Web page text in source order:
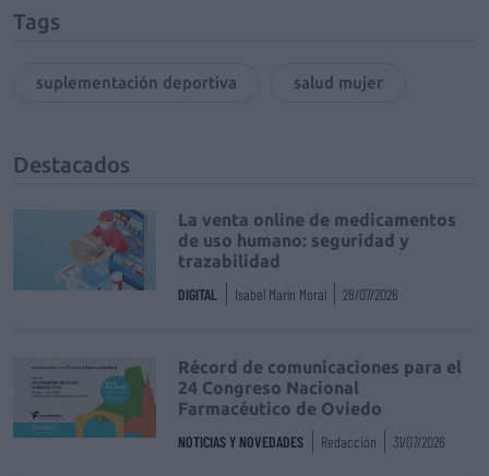
Tags
suplementación deportiva salud mujer
Destacados
La venta online de medicamentos
de uso humano: seguridad y
trazabilidad
DIGITAL Isabel Marín Moral 28/07/2026
Récord de comunicaciones para el
24 Congreso Nacional
Farmacéutico de Oviedo
NOTICIAS Y NOVEDADES Redacción 31/07/2026